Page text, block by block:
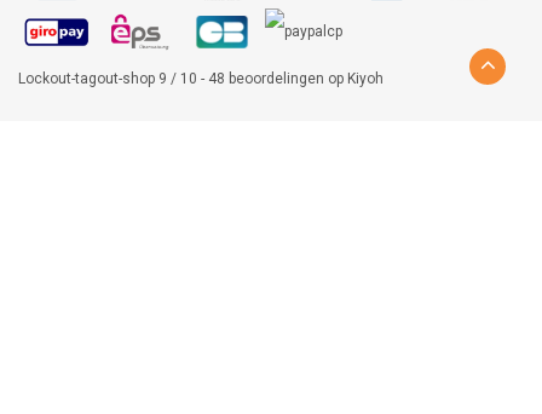
Lockout-tagout-shop 9 / 10 - 48 beoordelingen op Kiyoh